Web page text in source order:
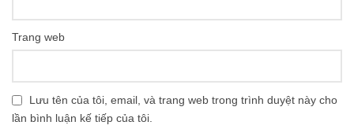
Trang web
Lưu tên của tôi, email, và trang web trong trình duyệt này cho
lần bình luận kế tiếp của tôi.